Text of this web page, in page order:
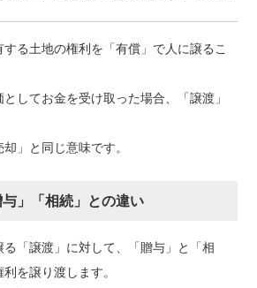
る土地の権利を「有償」で人に譲るこ
してお金を受け取った場合、「譲渡」
」と同じ意味です。
」「相続」との違い
「譲渡」に対して、「贈与」と「相
を譲り渡します。